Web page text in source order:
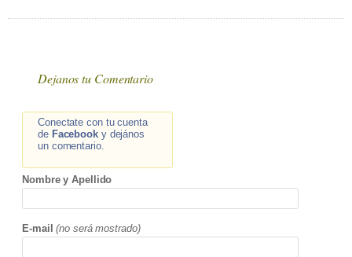
Dejanos tu Comentario
Conectate con tu cuenta
de Facebooky dejános
un comentario.
Nombre y Apellido
E-mail (no será mostrado)